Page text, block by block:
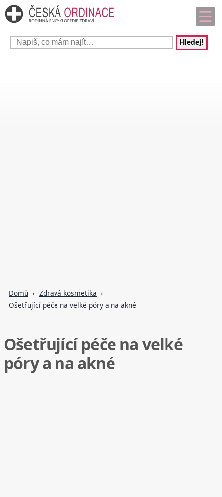
Hledej!
Domů
Zdravá kosmetika
Ošetřující péče na velké póry a na akné
Ošetřující péče na velké
póry a na akné